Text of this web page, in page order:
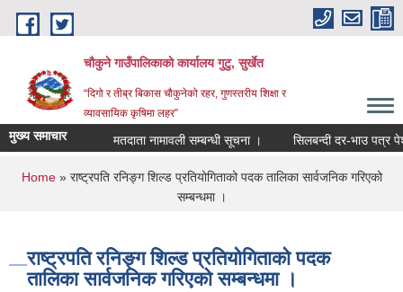
Skip to main content
चौकुने गाउँपालिकाकाे कार्यालय गुटु, सुर्खेत
“दिगो र तीब्र बिकास चौकुनेको रहर, गुणस्तरीय शिक्षा र
व्यावसायिक कृषिमा लहर”
मुख्य समाचार मतदाता नामावली सम्बन्धी सूचना । सिलबन्दी दर-भाउ पत्र पेश
You are here
Home» राष्ट्रपति रनिङ्ग शिल्ड प्रतियोगिताको पदक तालिका सार्वजनिक गरिएको
सम्बन्धमा ।
राष्ट्रपति रनिङ्ग शिल्ड प्रतियोगिताको पदक
तालिका सार्वजनिक गरिएको सम्बन्धमा ।